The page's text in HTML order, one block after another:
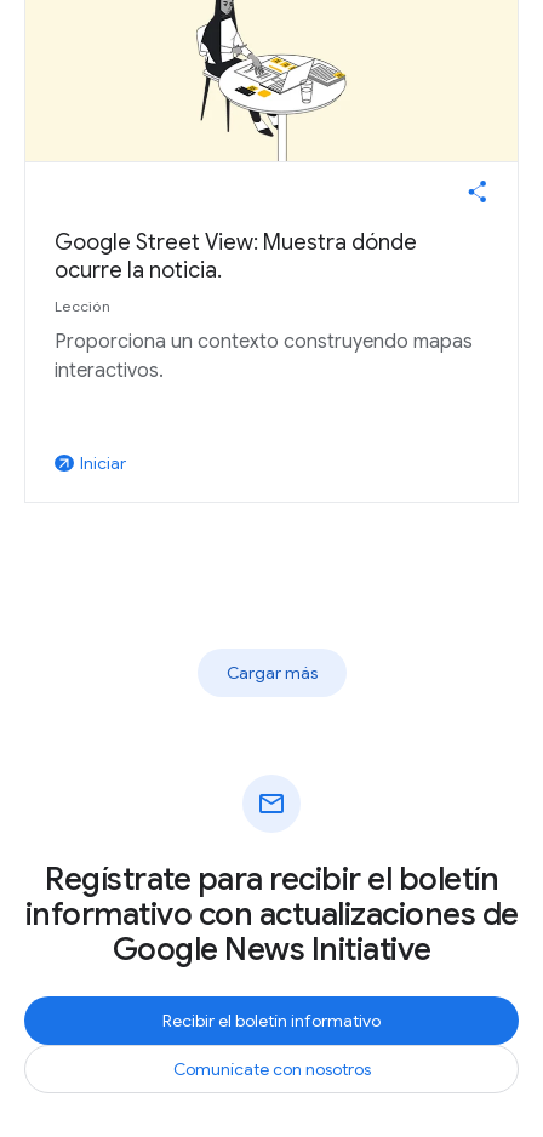
Google Street View: Muestra dónde
ocurre la noticia.
Lección
Proporciona un contexto construyendo mapas
interactivos.
arrow_outward Iniciar
Cargar más
mail
Regístrate para recibir el boletín
informativo con actualizaciones de
Google News Initiative
Recibir el boletín informativo
Comunícate con nosotros